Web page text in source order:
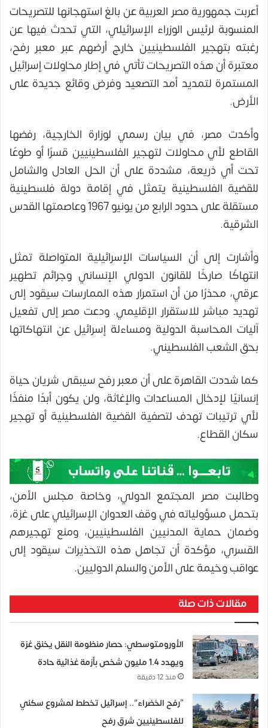
أعربت جمهورية مصر العربية عن بالغ استهجانها للتصريحات
المنسوبة لرئيس الوزراء الإسرائيلي، التي تحدث فيها عن
رغبته بتهجير الفلسطينيين خارج أرضهم عبر معبر رفح،
معتبرة أن هذه التصريحات تأتي في إطار محاولات إسرائيل
المستمرة لتمديد أمد التصعيد وفرض وقائع جديدة على
الأرض.
وأكدت مصر، في بيان رسمي لوزارة الخارجية، رفضها
القاطع لأي محاولات لتهجير الفلسطينيين قسرًا أو طوعًا
تحت أي ذريعة، مشددة على أن الحل العادل والشامل
للقضية الفلسطينية يتمثل في إقامة دولة فلسطينية
مستقلة على حدود الرابع من يونيو 1967 وعاصمتها القدس
الشرقية.
وأشارت إلى أن السياسات الإسرائيلية المتواصلة تمثل
انتهاكًا صارخًا للقانون الدولي الإنساني وجرائم تطهير
عرقي، محذرًا من أن استمرار هذه الممارسات سيقود إلى
تهديد مباشر للاستقرار الإقليمي. ودعت مصر إلى تفعيل
آليات المحاسبة الدولية ومساءلة إسرائيل عن انتهاكاتها
بحق الشعب الفلسطيني.
كما شددت القاهرة على أن معبر رفح سيبقى شريان حياة
إنسانيًا لإدخال المساعدات والإغاثة، ولن يكون أبدًا منفذًا
لأي ترتيبات تهدف لتصفية القضية الفلسطينية أو تهجير
سكان القطاع.
وطالبت مصر المجتمع الدولي، وخاصة مجلس الأمن،
بتحمل مسؤولياته في وقف العدوان الإسرائيلي على غزة،
وضمان حماية المدنيين الفلسطينيين، ومنع تهجيرهم
القسري، مؤكدة أن تجاهل هذه التحذيرات سيقود إلى
عواقب وخيمة على الأمن والسلم الدوليين.
مقالات ذات صلة
الأورومتوسطي: حصار منظومة النقل يخنق غزة
ويهدد 1.4 مليون شخص بأزمة غذائية حادة
منذ 12 دقيقة
“رفح الخضراء”.. إسرائيل تخطط لمشروع سكني
للفلسطينيين شرق رفح